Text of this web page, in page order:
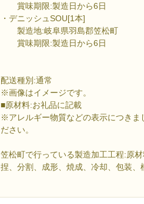
賞味期限:製造日から6日
・デニッシュSOU[1本]
製造地:岐阜県羽島郡笠松町
賞味期限:製造日から6日
配送種別:通常
※画像はイメージです。
■原材料:お礼品に記載
※アレルギー物質などの表示につきま
ださい。
笠松町で行っている製造加工工程:原
捏、分割、成形、焼成、冷却、包装、